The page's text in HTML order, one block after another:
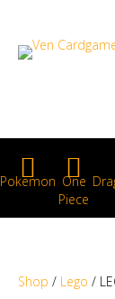
Pokemon One
Piece
Shop / Lego /